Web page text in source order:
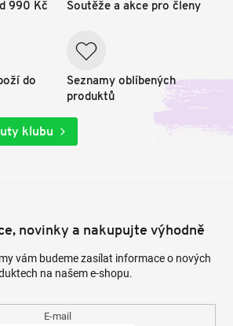
990 Kč
do
Soutěže a akce pro členy
Seznamy oblíbených
produktů
klubu
novinky a nakupujte výhodně
vám budeme zasílat informace o nových
na našem e-shopu.
E-mail